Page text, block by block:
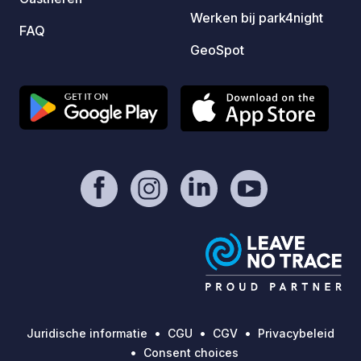
FAQ
Werken bij park4night
GeoSpot
Juridische informatie CGU CGV
Privacybeleid
Consent choices